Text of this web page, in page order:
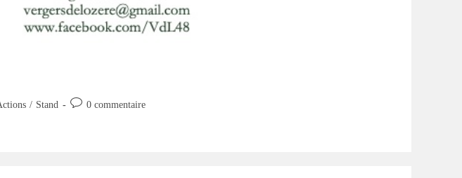
/ Stand
Commentaires
0 commentaire